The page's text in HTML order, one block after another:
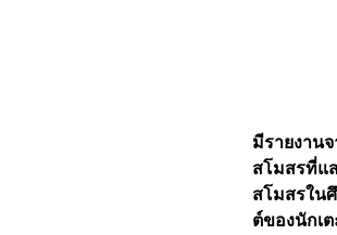
มีรายงาน
สโมสรที่แ
สโมสรใน
ต์ของนักเต